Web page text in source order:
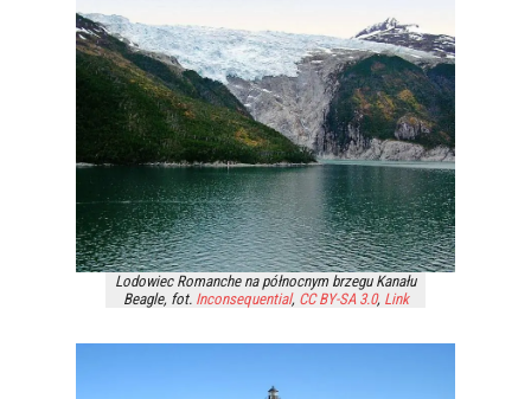
Lodowiec Romanche na północnym brzegu Kanału
Beagle, fot. Inconsequential, CC BY-SA 3.0, Link